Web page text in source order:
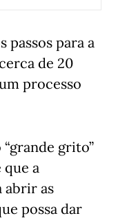
para a
de 20
processo
grito”
que a
abrir as
possa dar